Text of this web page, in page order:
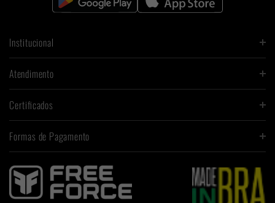
Institucional
Atendimento
Certificados
Formas de Pagamento